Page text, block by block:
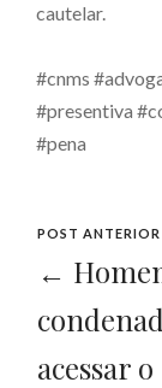
cautelar.
#cnms
#presentiva
#pena
POST ANTERIOR
←
acessar o